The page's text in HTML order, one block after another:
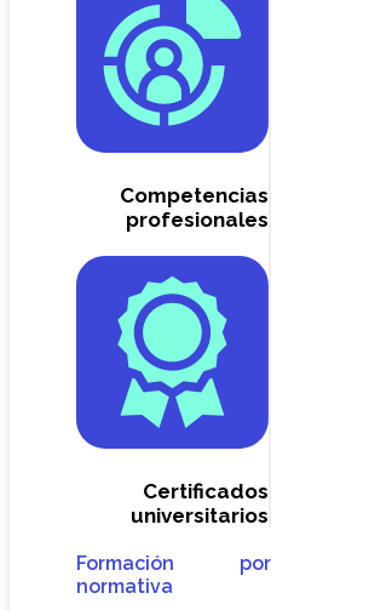
Competencias
profesionales
Certificados
universitarios
Formación por
normativa